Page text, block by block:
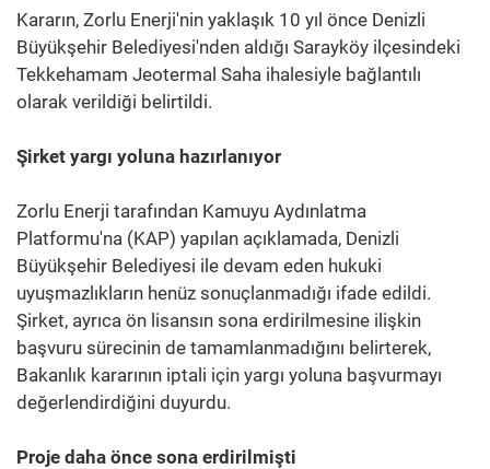
Kararın, Zorlu Enerji'nin yaklaşık 10 yıl önce Denizli
Büyükşehir Belediyesi'nden aldığı Sarayköy ilçesindeki
Tekkehamam Jeotermal Saha ihalesiyle bağlantılı
olarak verildiği belirtildi.
Şirket yargı yoluna hazırlanıyor
Zorlu Enerji tarafından Kamuyu Aydınlatma
Platformu'na (KAP) yapılan açıklamada, Denizli
Büyükşehir Belediyesi ile devam eden hukuki
uyuşmazlıkların henüz sonuçlanmadığı ifade edildi.
Şirket, ayrıca ön lisansın sona erdirilmesine ilişkin
başvuru sürecinin de tamamlanmadığını belirterek,
Bakanlık kararının iptali için yargı yoluna başvurmayı
değerlendirdiğini duyurdu.
Proje daha önce sona erdirilmişti